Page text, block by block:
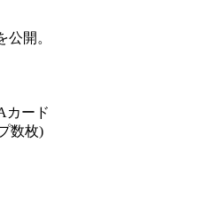
開。
カード
数枚)